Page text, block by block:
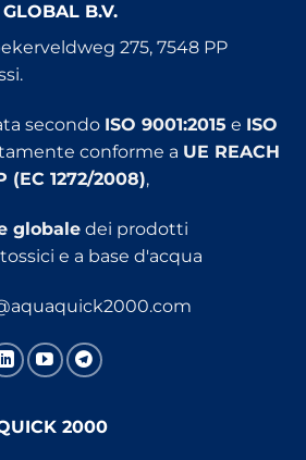
B.V.
275, 7548 PP
secondo ISO 9001:2015 e ISO
conforme a UE REACH
(EC 1272/2008),
globaledei prodotti
e a base d'acqua
2000